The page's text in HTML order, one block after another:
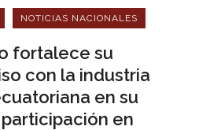
NOTICIAS NACIONALES
fortalece su
con la industria
en su
en